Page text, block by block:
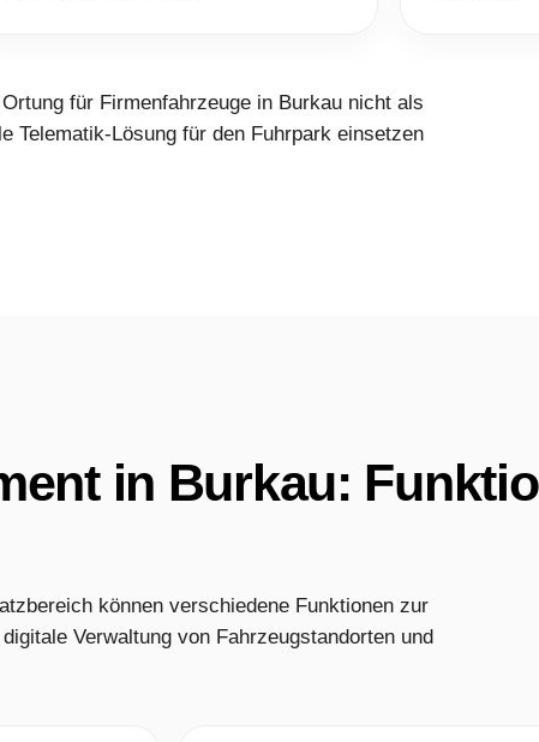
für Firmenfahrzeuge in Burkau nicht als
Telematik-Lösung für den Fuhrpark einsetzen
in Burkau:
können verschiedene Funktionen zur
Verwaltung von Fahrzeugstandorten und